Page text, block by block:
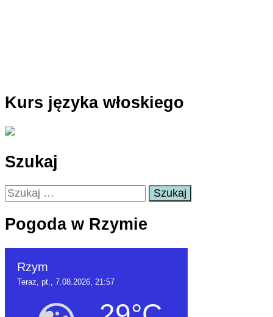
Kurs języka włoskiego
Szukaj
Szukaj:
Pogoda w Rzymie